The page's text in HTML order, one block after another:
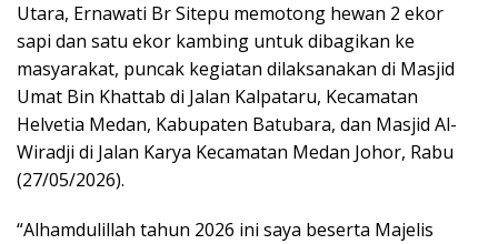
Utara, Ernawati Br Sitepu memotong hewan 2 ekor
sapi dan satu ekor kambing untuk dibagikan ke
masyarakat, puncak kegiatan dilaksanakan di Masjid
Umat Bin Khattab di Jalan Kalpataru, Kecamatan
Helvetia Medan, Kabupaten Batubara, dan Masjid Al-
Wiradji di Jalan Karya Kecamatan Medan Johor, Rabu
(27/05/2026).
“Alhamdulillah tahun 2026 ini saya beserta Majelis